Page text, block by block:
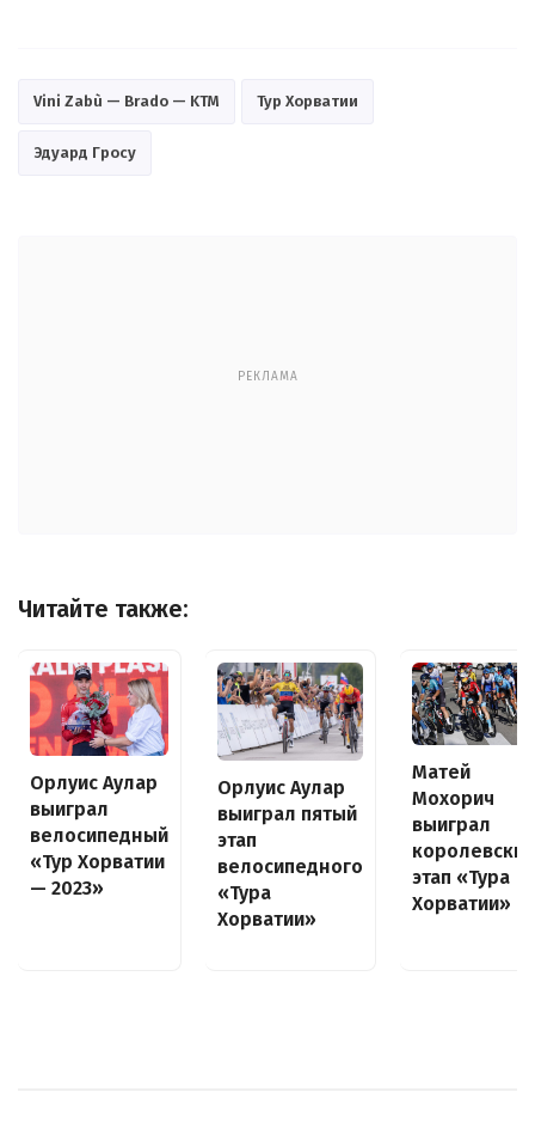
Vini Zabù — Brado — KTM Тур Хорватии
Эдуард Гросу
РЕКЛАМА
Читайте также:
Орлуис Аулар
выиграл
велосипедный
«Тур Хорватии
— 2023»
Орлуис Аулар
выиграл пятый
этап
велосипедного
«Тура
Хорватии»
Матей
Мохорич
выиграл
королевский
этап «Тура
Хорватии»